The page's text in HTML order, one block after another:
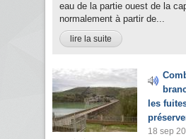
eau de la partie ouest de la
normalement à partir de...
lire la suite
les
18 sep